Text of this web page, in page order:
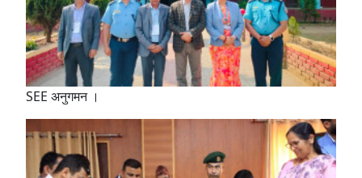
SEE अनुगमन ।